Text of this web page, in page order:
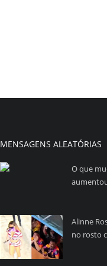
MENSAGENS ALEATÓRIAS
O que
Alinne
no rosto